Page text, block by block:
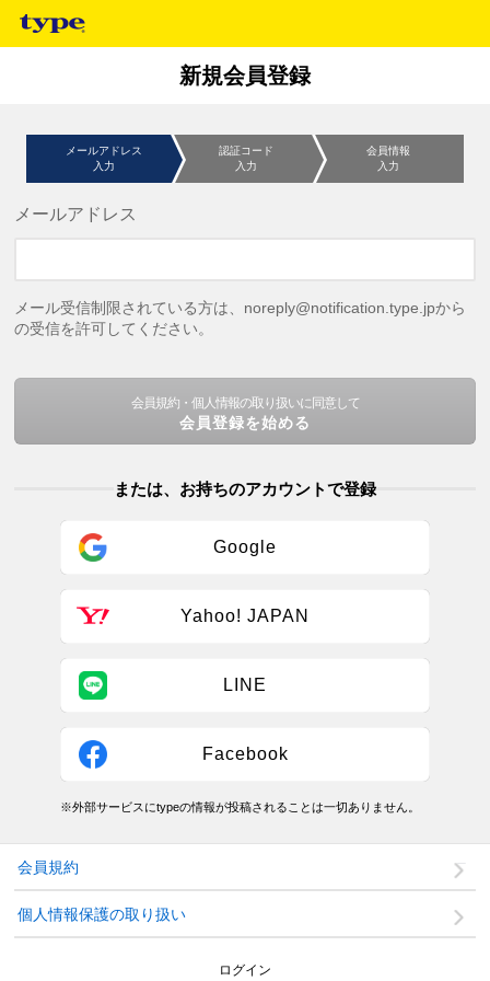
新規会員登録
メールアドレス
入力
認証コード
入力
会員情報
入力
メールアドレス
メール受信制限されている方は、noreply@notification.type.jpから
の受信を許可してください。
会員規約・個人情報の取り扱いに同意して
会員登録を始める
または、お持ちのアカウントで登録
Google
Yahoo! JAPAN
LINE
Facebook
※外部サービスにtypeの情報が投稿されることは一切ありません。
会員規約
個人情報保護の取り扱い
ログイン